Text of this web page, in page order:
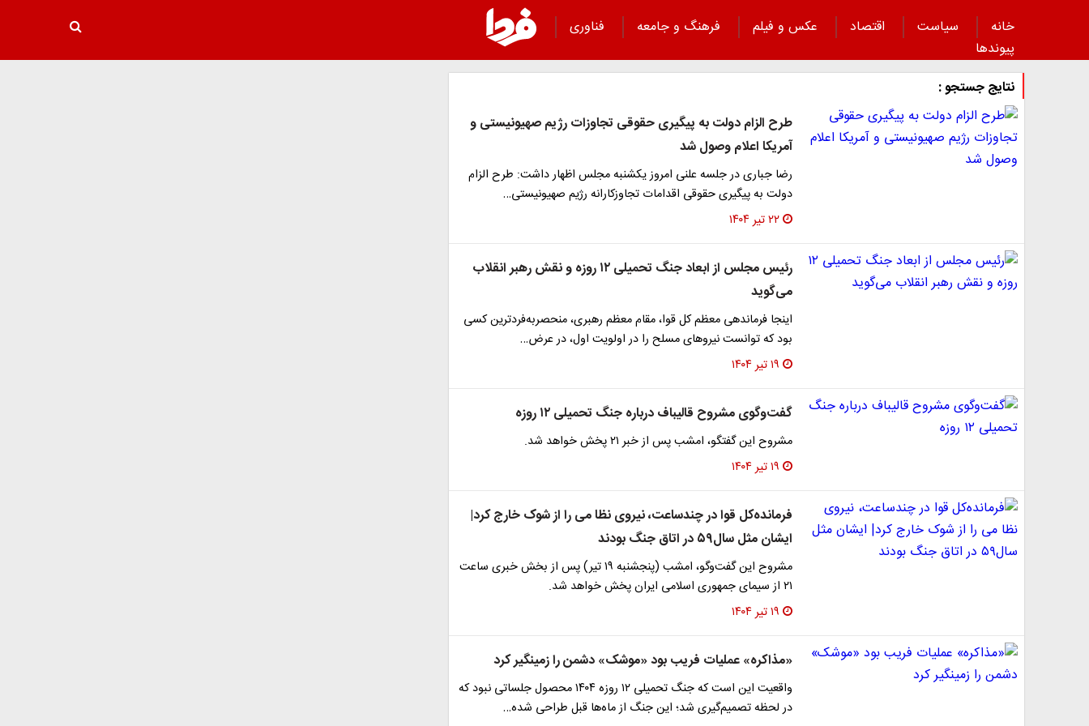
خانه سیاست اقتصاد عکس و فیلم فرهنگ و جامعه
فناوری
پیوند‌ها
نتایج جستجو :
طرح الزام دولت به پیگیری حقوقی تجاوزات رژیم صهیونیستی و
آمریکا اعلام وصول شد
رضا جباری در جلسه علنی امروز یکشنبه مجلس اظهار داشت: طرح الزام
دولت به پیگیری حقوقی اقدامات تجاوزکارانه رژیم صهیونیستی…
۲۲ تیر ۱۴۰۴
رئیس مجلس از ابعاد جنگ تحمیلی ۱۲ روزه و نقش رهبر انقلاب
می‌گوید
اینجا فرماندهی معظم کل قوا، مقام معظم رهبری، منحصر‌به‌فردترین کسی
بود که توانست نیروهای مسلح را در اولویت اول، در عرض…
۱۹ تیر ۱۴۰۴
گفت‌وگوی مشروح قالیباف درباره جنگ تحمیلی ۱۲ روزه
مشروح این گفتگو، امشب پس از خبر ۲۱ پخش خواهد شد.
۱۹ تیر ۱۴۰۴
فرمانده‌کل‌ قوا در چندساعت، نیروی نظا می را از شوک خارج کرد|
ایشان مثل سال۵۹ در اتاق جنگ بودند
مشروح این گفت‌وگو، امشب (پنجشنبه ۱۹ تیر) پس از بخش خبری ساعت
۲۱ از سیمای جمهوری اسلامی ایران پخش خواهد شد.
۱۹ تیر ۱۴۰۴
«مذاکره» عملیات فریب بود «موشک» دشمن را زمینگیر کرد
واقعیت این است که جنگ تحمیلی ۱۲ روزه ۱۴۰۴ محصول جلساتی نبود که
در لحظه تصمیم‌گیری شد؛ این جنگ از ماه‌ها قبل طراحی شده…